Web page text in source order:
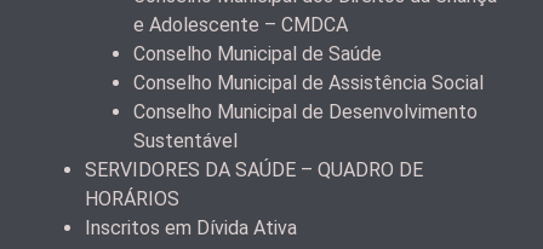
e Adolescente – CMDCA
Conselho Municipal de Saúde
Conselho Municipal de Assistência Social
Conselho Municipal de Desenvolvimento
Sustentável
SERVIDORES DA SAÚDE – QUADRO DE
HORÁRIOS
Inscritos em Dívida Ativa